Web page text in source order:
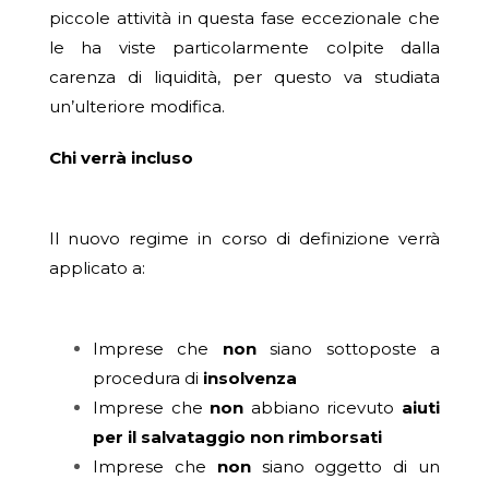
piccole attività in questa fase eccezionale che
le ha viste particolarmente colpite dalla
carenza di liquidità, per questo va studiata
un’ulteriore modifica.
Chi verrà incluso
Il nuovo regime in corso di definizione verrà
applicato a:
Imprese che nonsiano sottoposte a
procedura di insolvenza
Imprese che non abbiano ricevuto aiuti
per il salvataggio non rimborsati
Imprese che nonsiano oggetto di un